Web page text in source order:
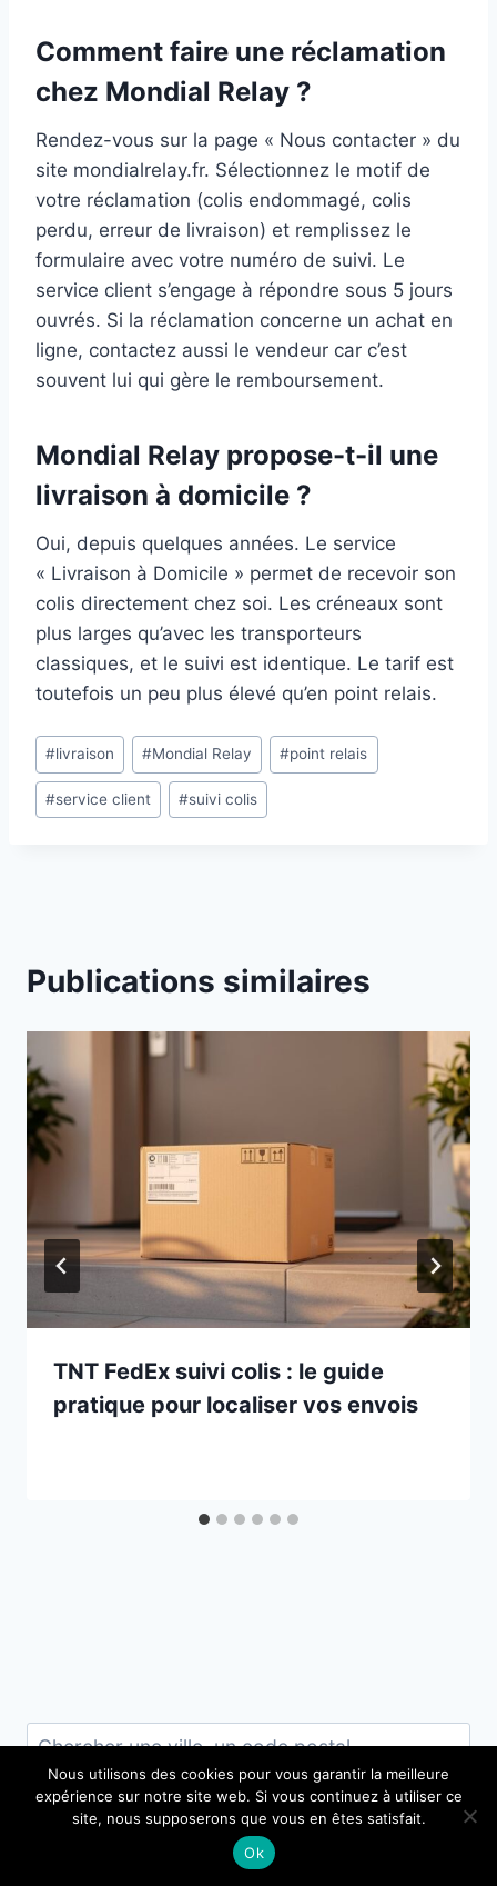
Comment faire une réclamation
chez Mondial Relay ?
Rendez-vous sur la page « Nous contacter » du
site mondialrelay.fr. Sélectionnez le motif de
votre réclamation (colis endommagé, colis
perdu, erreur de livraison) et remplissez le
formulaire avec votre numéro de suivi. Le
service client s’engage à répondre sous 5 jours
ouvrés. Si la réclamation concerne un achat en
ligne, contactez aussi le vendeur car c’est
souvent lui qui gère le remboursement.
Mondial Relay propose-t-il une
livraison à domicile ?
Oui, depuis quelques années. Le service
« Livraison à Domicile » permet de recevoir son
colis directement chez soi. Les créneaux sont
plus larges qu’avec les transporteurs
classiques, et le suivi est identique. Le tarif est
toutefois un peu plus élevé qu’en point relais.
Étiquettes
de
la
#livraison #Mondial Relay #point relais
#service client #suivi colis
Publications similaires
TNT FedEx suivi colis : le guide
pratique pour localiser vos envois
Rechercher
Nous utilisons des cookies pour vous garantir la meilleure
expérience sur notre site web. Si vous continuez à utiliser ce
site, nous supposerons que vous en êtes satisfait.
Ok